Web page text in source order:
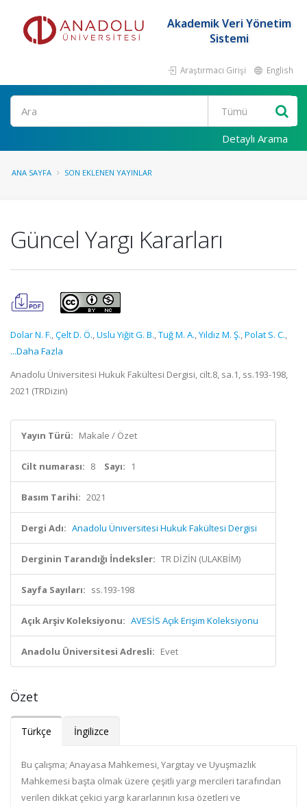
Akademik Veri Yönetim
Sistemi
Araştırmacı Girişi English
Ara
Detaylı Arama
ANA SAYFA SON EKLENEN YAYINLAR
Güncel Yargı Kararları
Dolar N. F.,Çelt D. Ö.,Uslu Yiğit G. B.,Tuğ M. A.,Yıldız M. Ş.,Polat S. C.,
...Daha Fazla
Anadolu Üniversitesi Hukuk Fakültesi Dergisi, cilt.8, sa.1, ss.193-198,
2021 (TRDizin)
Yayın Türü: Makale / Özet
Cilt numarası: 8 Sayı: 1
Basım Tarihi: 2021
Dergi Adı: Anadolu Üniversitesi Hukuk Fakültesi Dergisi
Derginin Tarandığı İndeksler: TR DİZİN (ULAKBİM)
Sayfa Sayıları: ss.193-198
Açık Arşiv Koleksiyonu: AVESİS Açık Erişim Koleksiyonu
Anadolu Üniversitesi Adresli: Evet
Özet
Türkçe İngilizce
Bu çalışma; Anayasa Mahkemesi, Yargıtay ve Uyuşmazlık
Mahkemesi başta olmak üzere çeşitli yargı mercileri tarafından
verilen dikkat çekici yargı kararlarının kısa özetleri ve